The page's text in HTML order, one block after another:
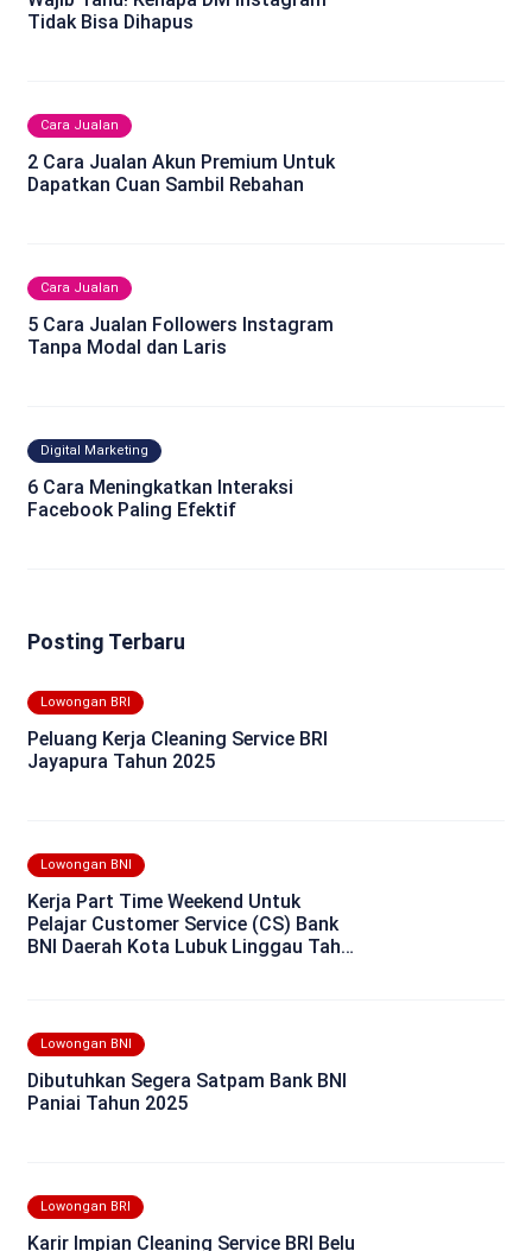
Tidak Bisa Dihapus
Cara Jualan
2 Cara Jualan Akun Premium Untuk
Dapatkan Cuan Sambil Rebahan
Cara Jualan
5 Cara Jualan Followers Instagram
Tanpa Modal dan Laris
Digital Marketing
6 Cara Meningkatkan Interaksi
Facebook Paling Efektif
Posting Terbaru
Lowongan BRI
Peluang Kerja Cleaning Service BRI
Jayapura Tahun 2025
Lowongan BNI
Kerja Part Time Weekend Untuk
Pelajar Customer Service (CS) Bank
BNI Daerah Kota Lubuk Linggau Tahun
Lowongan BNI
Dibutuhkan Segera Satpam Bank BNI
Paniai Tahun 2025
Lowongan BRI
Karir Impian Cleaning Service BRI Belu